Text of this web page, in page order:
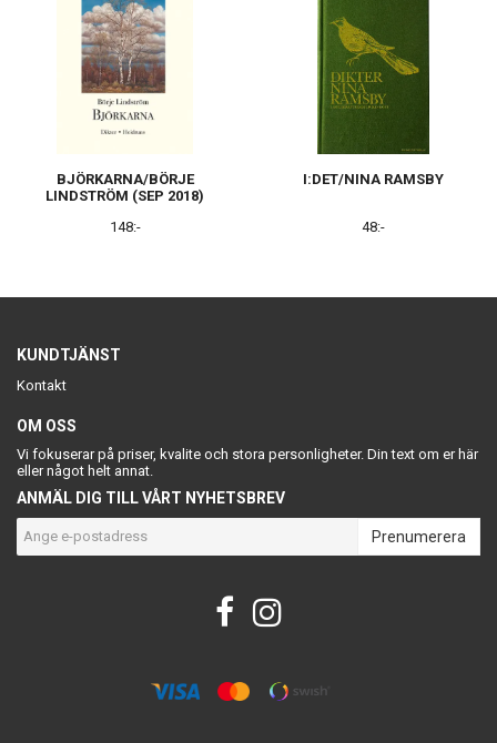
BJÖRKARNA/BÖRJE
LINDSTRÖM (SEP 2018)
148:-
I:DET/NINA RAMSBY
48:-
KUNDTJÄNST
Kontakt
OM OSS
Vi fokuserar på priser, kvalite och stora personligheter. Din text om er här
eller något helt annat.
ANMÄL DIG TILL VÅRT NYHETSBREV
Prenumerera